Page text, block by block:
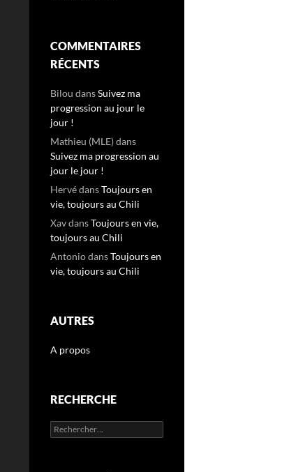
COMMENTAIRES
RÉCENTS
Bilou dansSuivez ma
progression au jour le
jour !
Mathieu (MLE)dans
Suivez ma progression au
jour le jour !
HervédansToujours en
vie, toujours au Chili
XavdansToujours en vie,
toujours au Chili
AntoniodansToujours en
vie, toujours au Chili
AUTRES
A propos
RECHERCHE
Rechercher :